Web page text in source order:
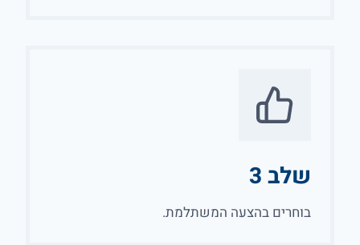
שלב 3
בוחרים בהצעה המשתלמת.